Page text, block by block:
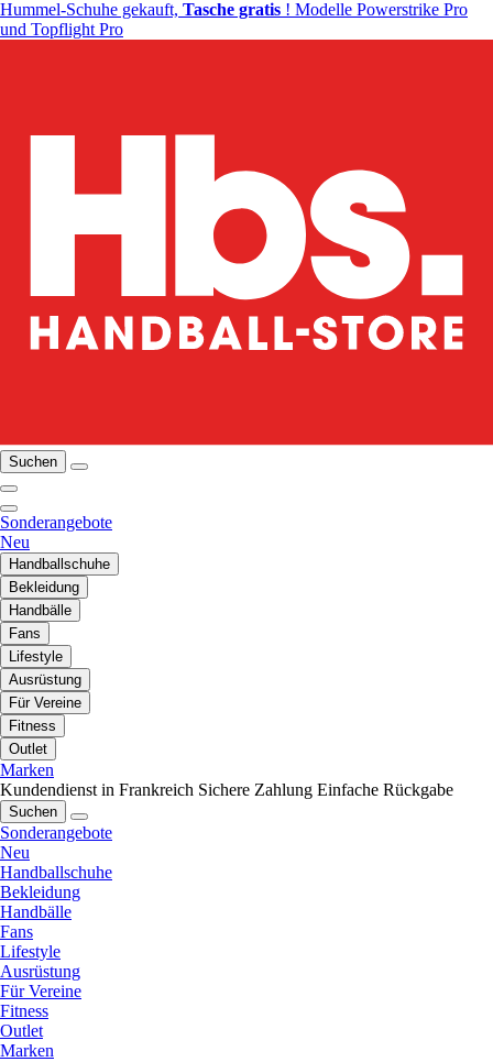
Hummel-Schuhe gekauft, Tasche gratis ! Modelle Powerstrike Pro
und Topflight Pro
Suchen
Sonderangebote
Neu
Handballschuhe
Bekleidung
Handbälle
Fans
Lifestyle
Ausrüstung
Für Vereine
Fitness
Outlet
Marken
Kundendienst in Frankreich Sichere Zahlung Einfache Rückgabe
Suchen
Sonderangebote
Neu
Handballschuhe
Bekleidung
Handbälle
Fans
Lifestyle
Ausrüstung
Für Vereine
Fitness
Outlet
Marken